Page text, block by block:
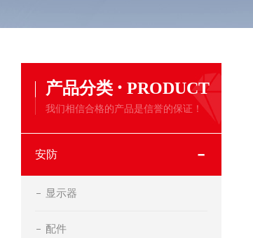
产品分类 · PRODUCT
我们相信合格的产品是信誉的保证！
安防
显示器
配件